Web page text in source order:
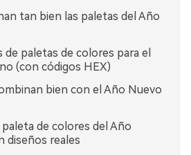
tan bien las paletas del Año
de paletas de colores para el
(con códigos HEX)
bien con el Año Nuevo
de colores del Año
diseños reales